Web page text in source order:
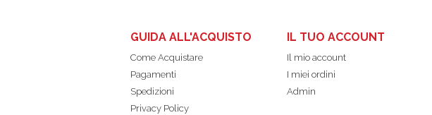
GUIDA ALL'ACQUISTO
Come Acquistare
Pagamenti
Spedizioni
Privacy Policy
IL TUO ACCOUNT
Il mio account
I miei ordini
Admin